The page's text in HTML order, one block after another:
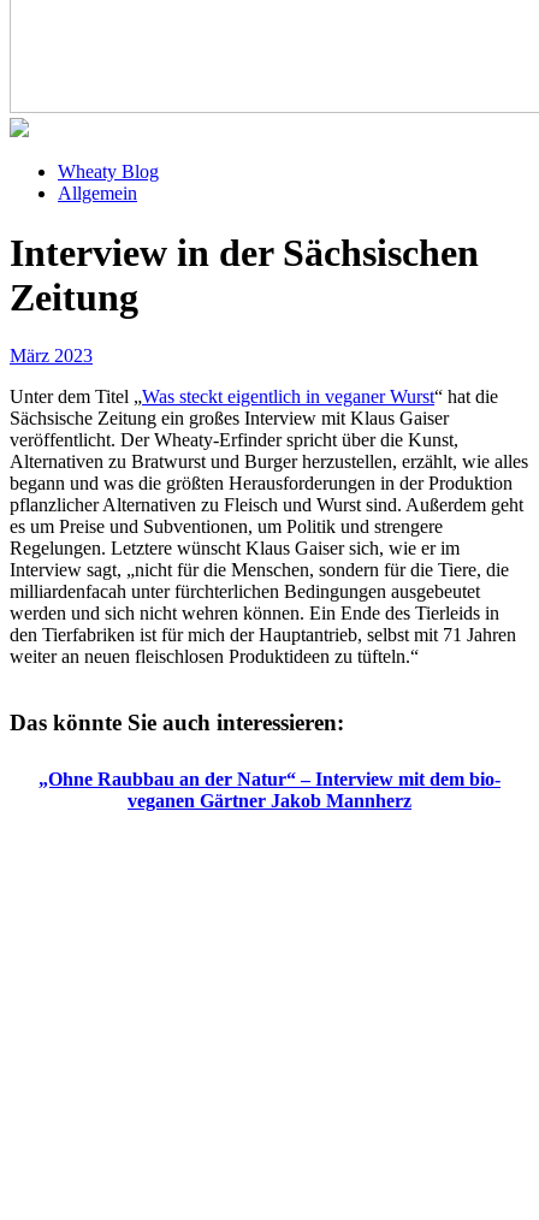
Wheaty Blog
Allgemein
Interview in der Sächsischen
Zeitung
März 2023
Unter dem Titel „Was steckt eigentlich in veganer Wurst“ hat die
Sächsische Zeitung ein großes Interview mit Klaus Gaiser
veröffentlicht. Der Wheaty-Erfinder spricht über die Kunst,
Alternativen zu Bratwurst und Burger herzustellen, erzählt, wie alles
begann und was die größten Herausforderungen in der Produktion
pflanzlicher Alternativen zu Fleisch und Wurst sind. Außerdem geht
es um Preise und Subventionen, um Politik und strengere
Regelungen. Letztere wünscht Klaus Gaiser sich, wie er im
Interview sagt, „nicht für die Menschen, sondern für die Tiere, die
milliardenfacah unter fürchterlichen Bedingungen ausgebeutet
werden und sich nicht wehren können. Ein Ende des Tierleids in
den Tierfabriken ist für mich der Hauptantrieb, selbst mit 71 Jahren
weiter an neuen fleischlosen Produktideen zu tüfteln.“
Das könnte Sie auch interessieren:
„Ohne Raubbau an der Natur“ – Interview mit dem bio-
veganen Gärtner Jakob Mannherz